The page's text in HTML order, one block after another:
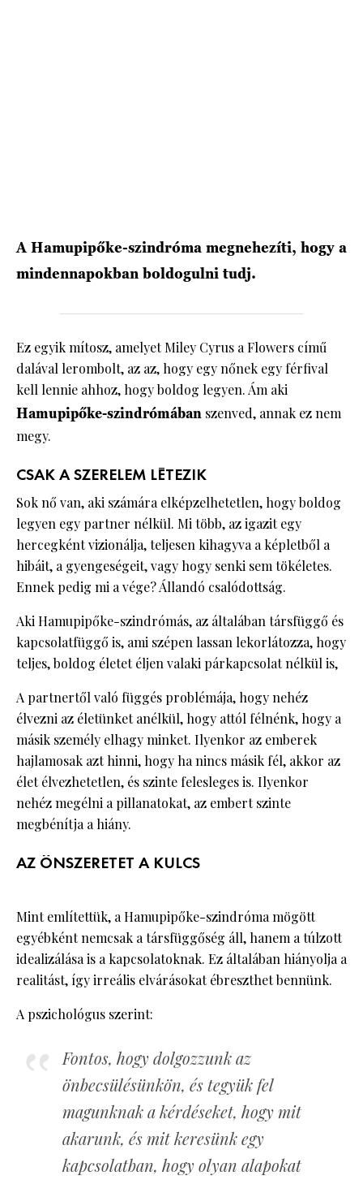
A Hamupipőke-szindróma megnehezíti, hogy a
mindennapokban boldogulni tudj.
Ez egyik mítosz, amelyet Miley Cyrus a Flowers című
dalával lerombolt, az az, hogy egy nőnek egy férfival
kell lennie ahhoz, hogy boldog legyen. Ám aki
Hamupipőke-szindrómában szenved, annak ez nem
megy.
CSAK A SZERELEM LÉTEZIK
Sok nő van, aki számára elképzelhetetlen, hogy boldog
legyen egy partner nélkül. Mi több, az igazit egy
hercegként vizionálja, teljesen kihagyva a képletből a
hibáit, a gyengeségeit, vagy hogy senki sem tökéletes.
Ennek pedig mi a vége? Állandó csalódottság.
Aki Hamupipőke-szindrómás, az általában társfüggő és
kapcsolatfüggő is, ami szépen lassan lekorlátozza, hogy
teljes, boldog életet éljen valaki párkapcsolat nélkül is,
A partnertől való függés problémája, hogy nehéz
élvezni az életünket anélkül, hogy attól félnénk, hogy a
másik személy elhagy minket. Ilyenkor az emberek
hajlamosak azt hinni, hogy ha nincs másik fél, akkor az
élet élvezhetetlen, és szinte felesleges is. Ilyenkor
nehéz megélni a pillanatokat, az embert szinte
megbénítja a hiány.
AZ ÖNSZERETET A KULCS
Mint említettük, a Hamupipőke-szindróma mögött
egyébként nemcsak a társfüggőség áll, hanem a túlzott
idealizálása is a kapcsolatoknak. Ez általában hiányolja a
realitást, így irreális elvárásokat ébreszthet bennünk.
A pszichológus szerint:
Fontos, hogy dolgozzunk az
önbecsülésünkön, és tegyük fel
magunknak a kérdéseket, hogy mit
akarunk, és mit keresünk egy
kapcsolatban, hogy olyan alapokat